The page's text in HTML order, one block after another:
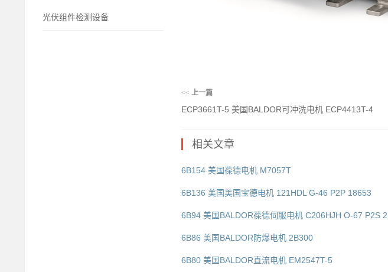
光伏组件检测设备
<< 上一篇
ECP3661T-5 美国BALDOR可冲洗电机 ECP4413T-4
相关文章
6B154 美国葆德电机 M7057T
6B136 美国美国宝德电机 121HDL G-46 P2P 18653
6B94 美国BALDOR葆德伺服电机 C206HJH O-67 P2S
6B86 美国BALDOR防爆电机 2B300
6B80 美国BALDOR直流电机 EM2547T-5